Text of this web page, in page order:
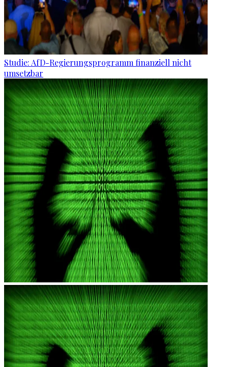
Studie: AfD-Regierungsprogramm finanziell nicht
umsetzbar